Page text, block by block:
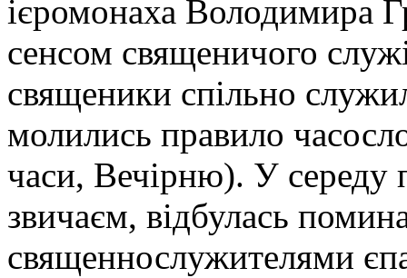
ієромонаха Володимира
сенсом священичого
священики спільно
молились правило
часи, Вечірню). У середу
звичаєм, відбулась
священнослужителями